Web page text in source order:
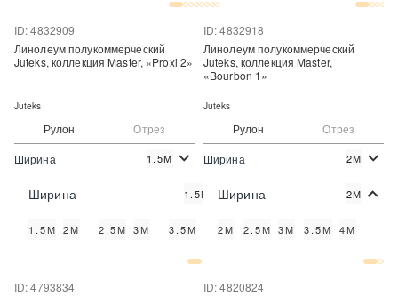
Рулон Отрез
ID: 4832909
Цена:
Линолеум полукоммерческий
Juteks, коллекция Master, «Proxi 2»
Juteks
Ширина 1.5М
Ширина 1.5М
1.5М 2М 2.5М 3М 3.5М 4М
Рулон Отрез
ID: 4832918
Цена:
Линолеум полукоммерческий
Juteks, коллекция Master,
«Bourbon 1»
Juteks
Ширина 2М
Ширина 2М
2М 2.5М 3М 3.5М 4М
ID: 4793834 ID: 4820824